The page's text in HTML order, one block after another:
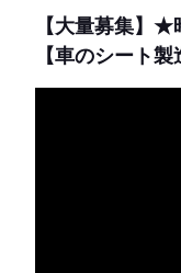
【大量募集】
【車のシート製